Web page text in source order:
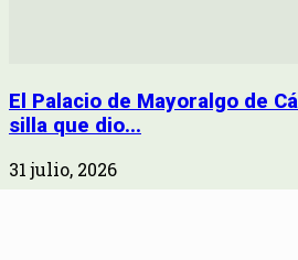
El Palacio de Mayoralgo de
silla que dio...
31 julio, 2026